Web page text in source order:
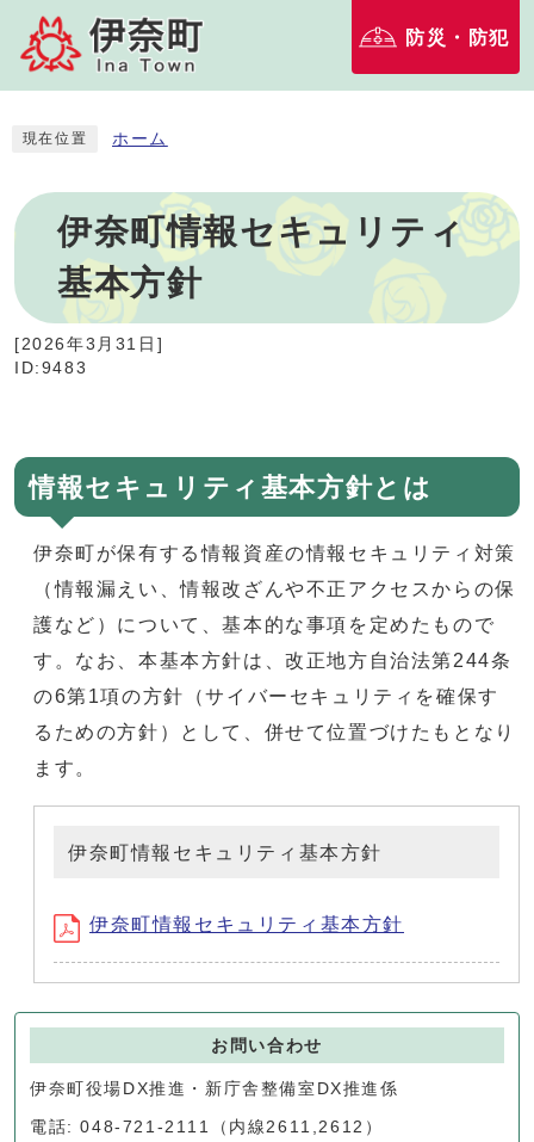
防災・防犯
現在位置 ホーム
伊奈町情報セキュリティ
基本方針
[2026年3月31日 ]
ID:9483
情報セキュリティ基本方針とは
伊奈町が保有する情報資産の情報セキュリティ対策
（情報漏えい、情報改ざんや不正アクセスからの保
護など）について、基本的な事項を定めたもので
す。なお、本基本方針は、改正地方自治法第244条
の6第1項の方針（サイバーセキュリティを確保す
るための方針）として、併せて位置づけたもとなり
ます。
伊奈町情報セキュリティ基本方針
伊奈町情報セキュリティ基本方針
お問い合わせ
伊奈町役場DX推進・新庁舎整備室DX推進係
電話: 048-721-2111（内線2611,2612）